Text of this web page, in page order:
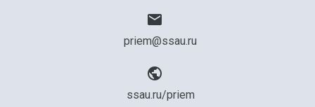
priem@ssau.ru
ssau.ru/priem